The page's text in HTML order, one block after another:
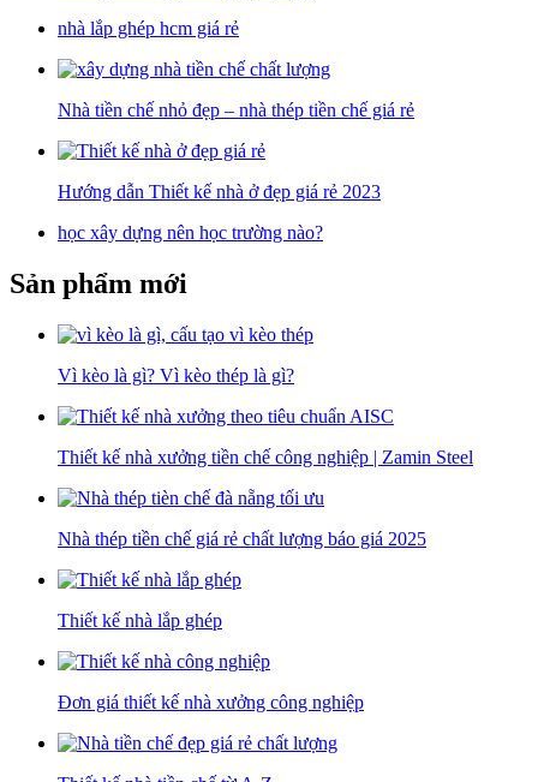
nhà lắp ghép hcm giá rẻ
Nhà tiền chế nhỏ đẹp – nhà thép tiền chế giá rẻ
Hướng dẫn Thiết kế nhà ở đẹp giá rẻ 2023
học xây dựng nên học trường nào?
Sản phẩm mới
Vì kèo là gì? Vì kèo thép là gì?
Thiết kế nhà xưởng tiền chế công nghiệp | Zamin Steel
Nhà thép tiền chế giá rẻ chất lượng báo giá 2025
Thiết kế nhà lắp ghép
Đơn giá thiết kế nhà xưởng công nghiệp